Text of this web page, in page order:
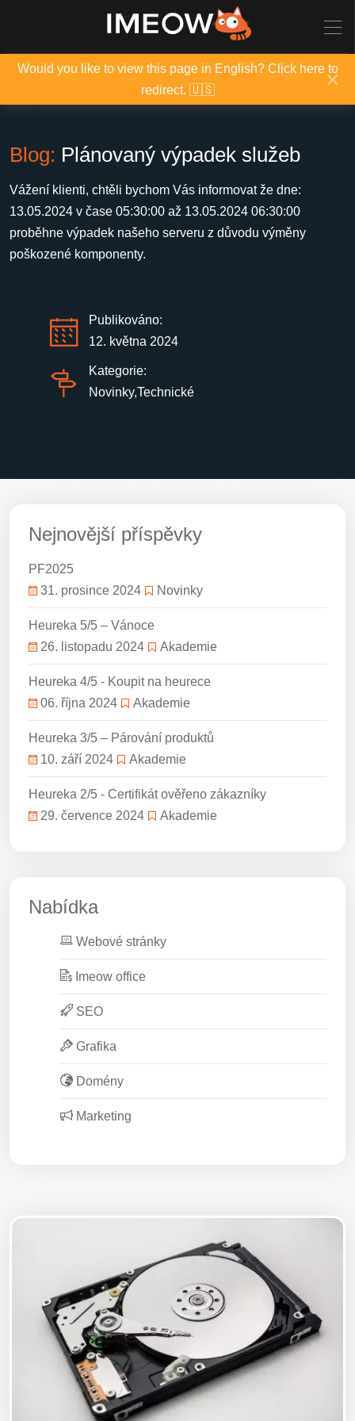
Would you like to view this page in English? Click here to
redirect. 🇺🇸
×
Blog: Plánovaný výpadek služeb
Vážení klienti, chtěli bychom Vás informovat že dne:
13.05.2024 v čase 05:30:00 až 13.05.2024 06:30:00
proběhne výpadek našeho serveru z důvodu výměny
poškozené komponenty.
Publikováno:
12. května 2024
Kategorie:
Novinky,Technické
Nejnovější příspěvky
PF2025
31. prosince 2024
Novinky
Heureka 5/5 – Vánoce
26. listopadu 2024
Akademie
Heureka 4/5 - Koupit na heurece
06. října 2024
Akademie
Heureka 3/5 – Párování produktů
10. září 2024
Akademie
Heureka 2/5 - Certifikát ověřeno zákazníky
29. července 2024
Akademie
Nabídka
Webové stránky
Imeow office
SEO
Grafika
Domény
Marketing